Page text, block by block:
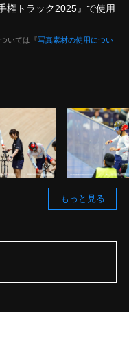
権トラック2025』で使用
いては『写真素材の使用につい
もっと見る